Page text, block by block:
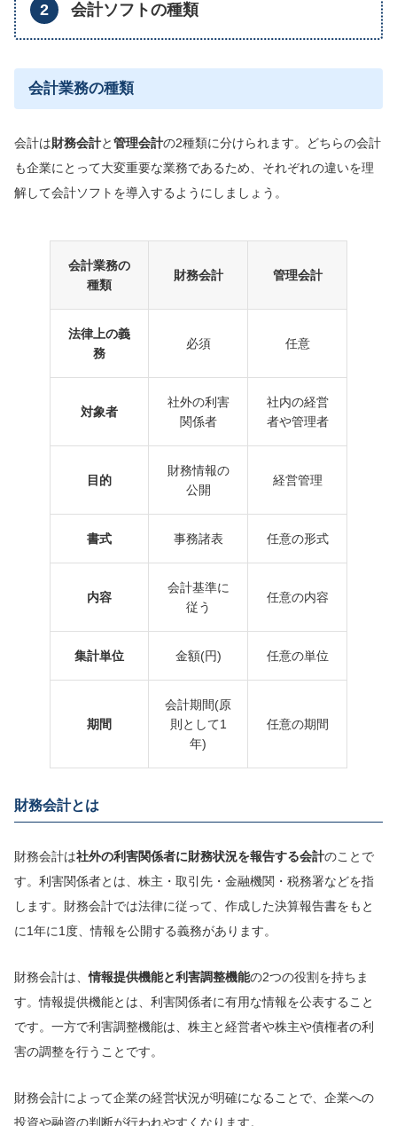
会計ソフトの種類
会計業務の種類
会計は財務会計と管理会計の2種類に分けられます。どちらの会計
も企業にとって大変重要な業務であるため、それぞれの違いを理
解して会計ソフトを導入するようにしましょう。
会計業務の
種類
財務会計 管理会計
法律上の義
務
必須 任意
対象者
社外の利害
関係者
社内の経営
者や管理者
目的
財務情報の
公開
経営管理
書式 事務諸表 任意の形式
内容
会計基準に
従う
任意の内容
集計単位 金額(円) 任意の単位
期間
会計期間(原
則として1
年)
任意の期間
財務会計とは
財務会計は社外の利害関係者に財務状況を報告する会計のことで
す。利害関係者とは、株主・取引先・金融機関・税務署などを指
します。財務会計では法律に従って、作成した決算報告書をもと
に1年に1度、情報を公開する義務があります。
財務会計は、情報提供機能と利害調整機能の2つの役割を持ちま
す。情報提供機能とは、利害関係者に有用な情報を公表すること
です。一方で利害調整機能は、株主と経営者や株主や債権者の利
害の調整を行うことです。
財務会計によって企業の経営状況が明確になることで、企業への
投資や融資の判断が行われやすくなります。